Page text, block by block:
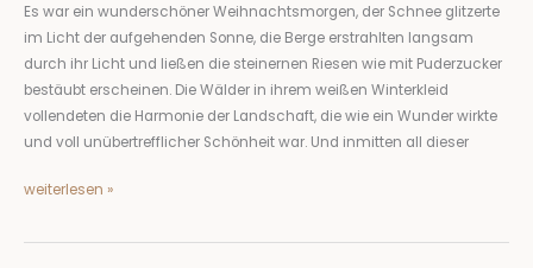
Es war ein wunderschöner Weihnachtsmorgen, der Schnee glitzerte
im Licht der aufgehenden Sonne, die Berge erstrahlten langsam
durch ihr Licht und ließen die steinernen Riesen wie mit Puderzucker
bestäubt erscheinen. Die Wälder in ihrem weißen Winterkleid
vollendeten die Harmonie der Landschaft, die wie ein Wunder wirkte
und voll unübertrefflicher Schönheit war. Und inmitten all dieser
weiterlesen »